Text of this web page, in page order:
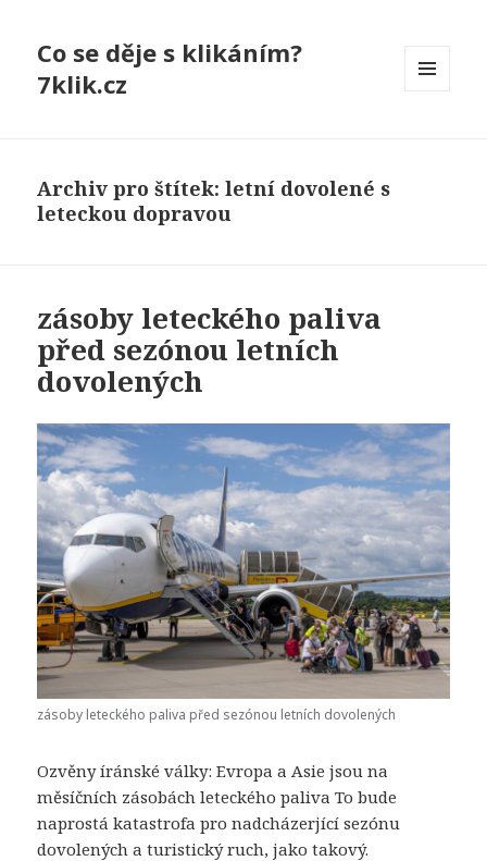
Co se děje s klikáním?
7klik.cz
Archiv pro štítek: letní dovolené s
leteckou dopravou
zásoby leteckého paliva
před sezónou letních
dovolených
zásoby leteckého paliva před sezónou letních dovolených
Ozvěny íránské války: Evropa a Asie jsou na
měsíčních zásobách leteckého paliva To bude
naprostá katastrofa pro nadcházerjící sezónu
dovolených a turistický ruch, jako takový.